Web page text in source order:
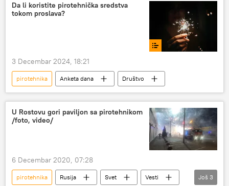
Da li koristite pirotehnička sredstva
tokom proslava?
3 Decembar 2024, 18:21
pirotehnika Anketa dana Društvo
U Rostovu gori paviljon sa pirotehnikom
/foto, video/
6 Decembar 2020, 07:28
pirotehnika Rusija Svet
Vesti
Još 3